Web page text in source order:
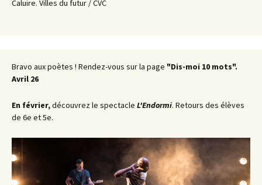
Caluire. Villes du futur / CVC
Bravo aux poètes ! Rendez-vous sur la page "Dis-moi 10 mots".
Avril 26
En février,découvrez le spectacle L'Endormi. Retours des élèves
de 6e et 5e.